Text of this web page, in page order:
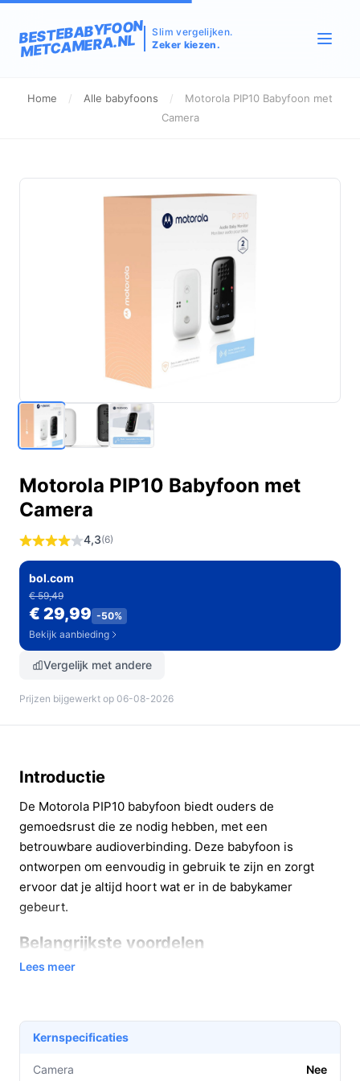
BESTEBABYFOON
METCAMERA.NL
Slim vergelijken.
Zeker kiezen.
Home / Alle babyfoons /
Motorola PIP10 Babyfoon met
Camera
Motorola PIP10 Babyfoon met
Camera
4,3(6)
bol.com
€ 59,49
€ 29,99 -50%
Bekijk aanbieding
Vergelijk met andere
Prijzen bijgewerkt op 06-08-2026
Introductie
De Motorola PIP10 babyfoon biedt ouders de
gemoedsrust die ze nodig hebben, met een
betrouwbare audioverbinding. Deze babyfoon is
ontworpen om eenvoudig in gebruik te zijn en zorgt
ervoor dat je altijd hoort wat er in de babykamer
gebeurt.
Belangrijkste voordelen
De Motorola PIP10 biedt diverse voordelen die het leven
Uitstekende geluidskwaliteit: Dankzij de
geavanceerde geluidsgevoelige microfoon hoor je
elk geluid dat je kleintje maakt, van het zachtste
Lees meer
Kernspecificaties
Camera Nee